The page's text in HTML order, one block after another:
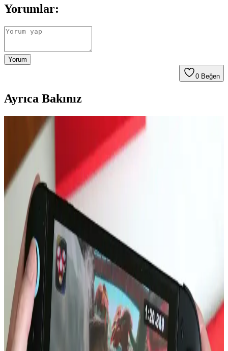
Yorumlar:
Yorum
0 Beğen
Ayrıca Bakınız
MacBook Air M5 ve M4 Çip Performans
Karşılaştırması ve Kullanım Alanları
Apple'ın M5 çipi, MacBook Air'de M4'e kıyasla %10-15 daha
yüksek performans sunuyor. Ancak pasif soğutma nedeniyle uzun
süreli yüksek performans sınırlı kalıyor. Pro modeller daha güçlü
seçenekler.
16 Gün Kar Altında Kalan iPhone'un Dayanıklılığı
ve Soğukta Elektronik Performansı
Saskatchewan'da 16 gün kar altında kalan iPhone, karın izolasyon
etkisi sayesinde çalışmaya devam etti. Soğuk hava batarya
performansını yavaşlatırken, kar cihazı korudu ve uzun süre konum
güncellemesi sağladı.
Apple'ın Katlanabilir iPhone'u: Batarya Ömrü,
Ekran Dayanıklılığı ve Kullanıcı Beklentileri
Apple'ın katlanabilir iPhone modeli, batarya ömründe %100 artış
iddiası ve ekran dayanıklılığı endişeleriyle teknoloji dünyasında
dikkat çekiyor. Kullanıcılar uygulama uyumluluğu ve fiyat
konularını da yakından takip ediyor.